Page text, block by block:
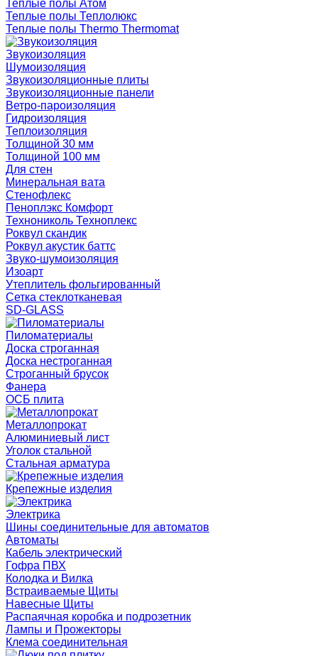
Теплые полы Атом
Теплые полы Теплолюкс
Теплые полы Thermo Thermomat
Звукоизоляция
Шумоизоляция
Звукоизоляционные плиты
Звукоизоляционные панели
Ветро-пароизоляция
Гидроизоляция
Теплоизоляция
Толщиной 30 мм
Толщиной 100 мм
Для стен
Минеральная вата
Стенофлекс
Пеноплэкс Комфорт
Технониколь Техноплекс
Роквул скандик
Роквул акустик баттс
Звуко-шумоизоляция
Изоарт
Утеплитель фольгированный
Сетка стеклотканевая
SD-GLASS
Пиломатериалы
Доска строганная
Доска нестроганная
Строганный брусок
Фанера
ОСБ плита
Металлопрокат
Алюминиевый лист
Уголок стальной
Стальная арматура
Крепежные изделия
Электрика
Шины соединительные для автоматов
Автоматы
Кабель электрический
Гофра ПВХ
Колодка и Вилка
Встраиваемые Щиты
Навесные Щиты
Распаячная коробка и подрозетник
Лампы и Прожекторы
Клема соединительная